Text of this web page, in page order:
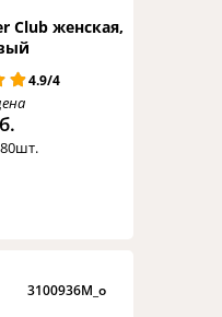
Club женская,
4.9/4
3100936M_o